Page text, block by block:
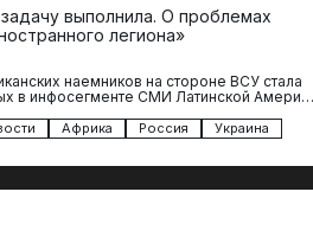
выполнила. О проблемах
легиона»
наемников на стороне ВСУ стала
в инфосегменте СМИ Латинской Америки.
Африка Россия Украина